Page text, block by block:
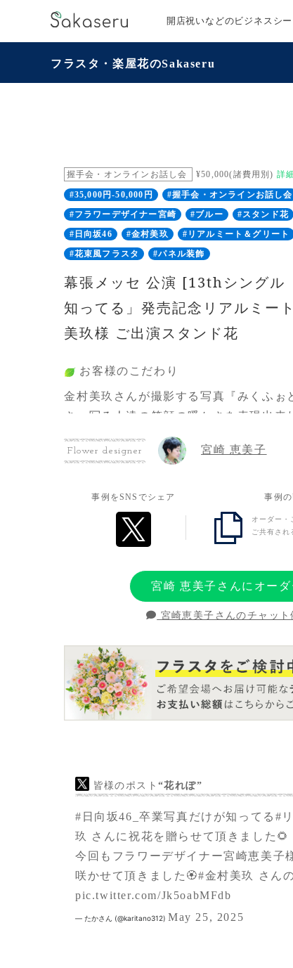
開店祝いなどのビジネスシー
フラスタ・楽屋花のSakaseru
握手会・オンラインお話し会 ¥50,000(諸費用別) 詳細
#35,000円-50,000円
#握手会・オンラインお話し会
#フラワーデザイナー宮崎
#ブルー #スタンド花
#日向坂46
#金村美玖 #リアルミート＆グリート
#花束風フラスタ
#パネル装飾
幕張メッセ 公演 [13thシングル
知ってる」発売記念リアルミー
美玖様 ご出演スタンド花
お客様のこだわり
金村美玖さんが撮影する写真『みくふぉ
さ、写る人達の笑顔の暖かさを表現出来
の中心にペンライトカラーのパステルブ
の周囲を赤・オレンジ・ピンクなど暖色
お客様の想い
素敵な『みくふぉと』からいつも感動を
Flower designer 宮崎 恵美子
事例をSNSでシェア 事例
オーダー・
ご共有され
宮崎 恵美子さんにオーダ
宮崎恵美子さんのチャット
皆様のポスト“花れぽ”
#日向坂46_卒業写真だけが知ってる #
玖
さんに祝花を贈らせて頂きました🌻
今回もフラワーデザイナー宮崎恵美子
咲かせて頂きました🏵️#金村美玖
さん
pic.twitter.com/Jk5oabMFdb
— たかさん (@karitano312) May 25, 2025